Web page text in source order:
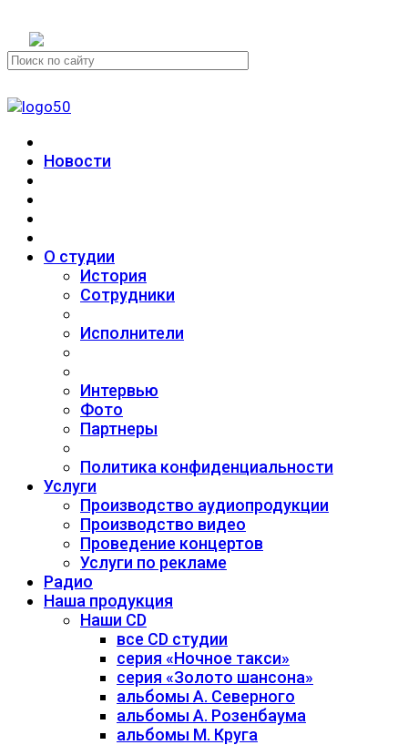
Новости
О студии
История
Сотрудники
Исполнители
Интервью
Фото
Партнеры
Политика конфиденциальности
Услуги
Производство аудиопродукции
Производство видео
Проведение концертов
Услуги по рекламе
Радио
Наша продукция
Наши CD
все CD студии
серия «Ночное такси»
серия «Золото шансона»
альбомы А. Северного
альбомы А. Розенбаума
альбомы М. Круга